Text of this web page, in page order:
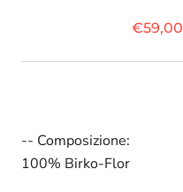
€59,00
-- Composizione:
100% Birko-Flor